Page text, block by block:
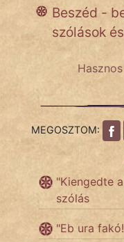
IRODALOM
PSZICHO
FILM
ÉLETMÓD
Beszéd -
szólások
MEGOSZTOM:
"Kiengedte
szólás
"Eb ura